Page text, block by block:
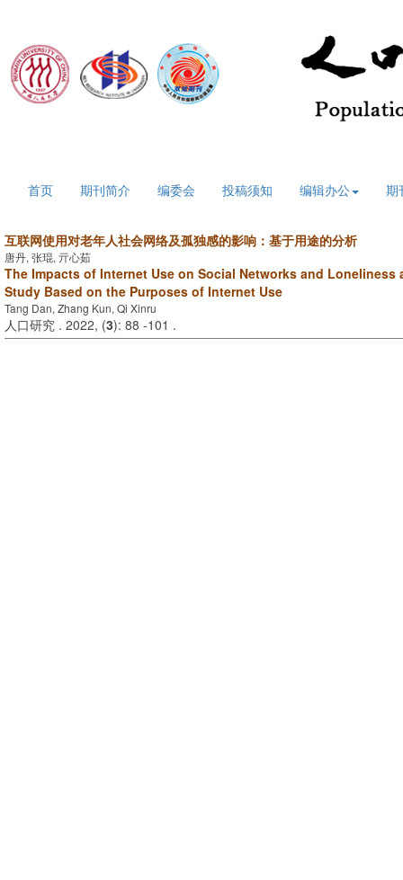
首页 期刊简介 编委会 投稿须知 编辑办公 期
互联网使用对老年人社会网络及孤独感的影响：基于用途的分析
唐丹, 张琨, 亓心茹
The Impacts of Internet Use on Social Networks and Loneliness
Study Based on the Purposes of Internet Use
Tang Dan, Zhang Kun, Qi Xinru
人口研究 . 2022, (3): 88 -101 .